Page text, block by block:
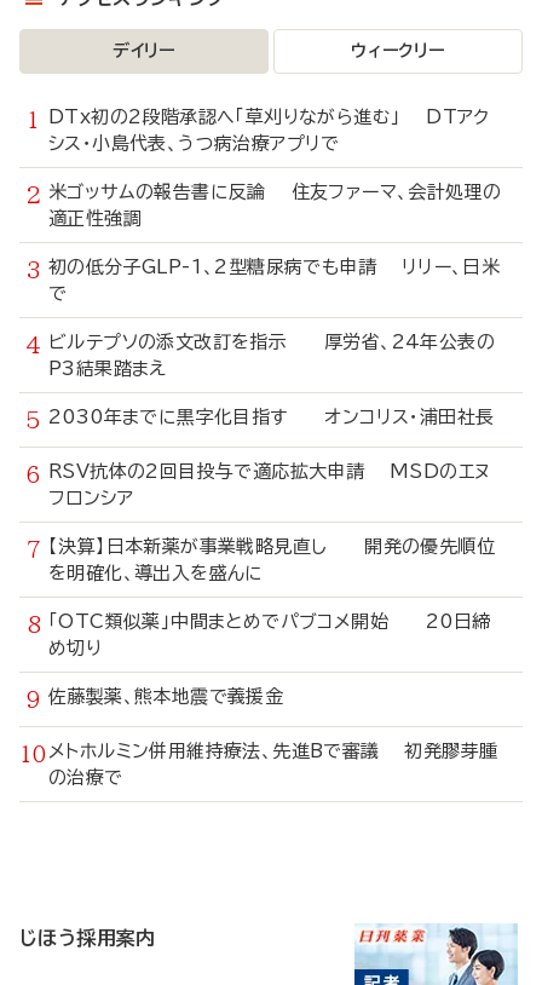
デイリー ウィークリー
DTx初の2段階承認へ「草刈りながら進む」 DTアク
シス・小島代表、うつ病治療アプリで
米ゴッサムの報告書に反論 住友ファーマ、会計処理の
適正性強調
初の低分子GLP-1、2型糖尿病でも申請 リリー、日米
で
ビルテプソの添文改訂を指示 厚労省、24年公表の
P3結果踏まえ
2030年までに黒字化目指す オンコリス・浦田社長
RSV抗体の2回目投与で適応拡大申請 MSDのエヌ
フロンシア
【決算】日本新薬が事業戦略見直し 開発の優先順位
を明確化、導出入を盛んに
「OTC類似薬」中間まとめでパブコメ開始 20日締
め切り
佐藤製薬、熊本地震で義援金
メトホルミン併用維持療法、先進Bで審議 初発膠芽腫
の治療で
じほう採用案内